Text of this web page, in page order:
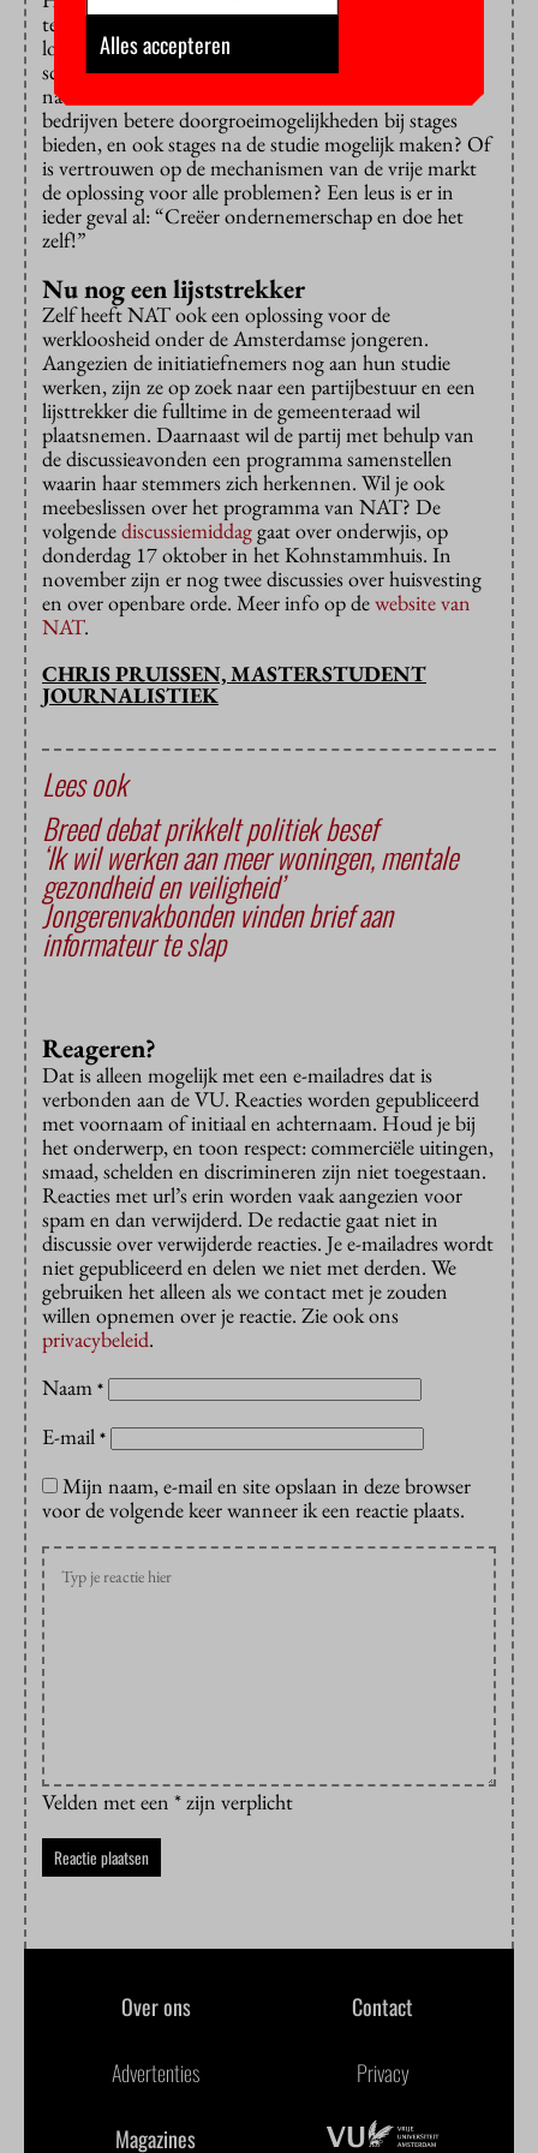
te maken, want de conclusies van de discussiegroepen
lopen wel erg uiteen. Moet de gemeente met de
scholen om de tafel gaan zitten om de doorstroom
naar de arbeidsmarkt beter te faciliteren? Kunnen de
bedrijven betere doorgroeimogelijkheden bij stages
bieden, en ook stages na de studie mogelijk maken? Of
is vertrouwen op de mechanismen van de vrije markt
de oplossing voor alle problemen? Een leus is er in
ieder geval al: “Creëer ondernemerschap en doe het
zelf!”
Nu nog een lijststrekker
Zelf heeft NAT ook een oplossing voor de
werkloosheid onder de Amsterdamse jongeren.
Aangezien de initiatiefnemers nog aan hun studie
werken, zijn ze op zoek naar een partijbestuur en een
lijsttrekker die fulltime in de gemeenteraad wil
plaatsnemen. Daarnaast wil de partij met behulp van
de discussieavonden een programma samenstellen
waarin haar stemmers zich herkennen. Wil je ook
meebeslissen over het programma van NAT? De
volgendediscussiemiddaggaat over onderwjis, op
donderdag 17 oktober in het Kohnstammhuis. In
november zijn er nog twee discussies over huisvesting
en over openbare orde. Meer info op dewebsite van
NAT.
CHRIS PRUISSEN, MASTERSTUDENT
JOURNALISTIEK
Lees ook
Breed debat prikkelt politiek besef
‘Ik wil werken aan meer woningen, mentale
gezondheid en veiligheid’
Jongerenvakbonden vinden brief aan
informateur te slap
Reageren?
Dat is alleen mogelijk met een e-mailadres dat is
verbonden aan de VU. Reacties worden gepubliceerd
met voornaam of initiaal en achternaam. Houd je bij
het onderwerp, en toon respect: commerciële uitingen,
smaad, schelden en discrimineren zijn niet toegestaan.
Reacties met url’s erin worden vaak aangezien voor
spam en dan verwijderd. De redactie gaat niet in
discussie over verwijderde reacties. Je e-mailadres wordt
niet gepubliceerd en delen we niet met derden. We
gebruiken het alleen als we contact met je zouden
willen opnemen over je reactie. Zie ook ons
privacybeleid.
Naam *
E-mail *
Mijn naam, e-mail en site opslaan in deze browser
voor de volgende keer wanneer ik een reactie plaats.
Velden met een * zijn verplicht
Over ons Contact
Advertenties Privacy
Magazines
Alles accepteren